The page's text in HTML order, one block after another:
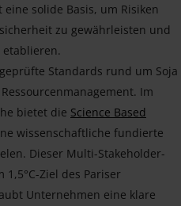
solide Basis, um Risiken
zu gewährleisten und
Standards rund um Soja
Im
bietet die Science Based
wissenschaftliche fundierte
Dieser Multi-Stakeholder-
Ziel des Pariser
Unternehmen eine klare